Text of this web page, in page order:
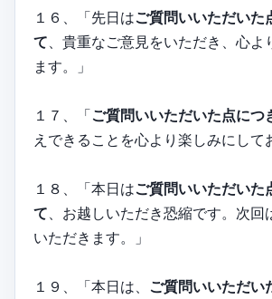
１６、「先日はご質問いいただいた
て 、貴重なご意見をいただき、心
ます。」
１７、「ご質問いいただいた点につ
えできることを心より楽しみにして
１８、「本日はご質問いいただいた
て 、お越しいただき恐縮です。次回
いただきます。」
１９、「本日は、 ご質問いいただい